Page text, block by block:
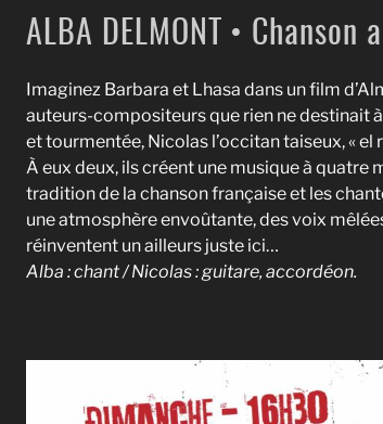
ALBA DELMONT •
Imaginez Barbara et Lhasa dans un film
auteurs-compositeurs que rien ne destinait
et tourmentée, Nicolas l’occitan taiseux, « el
À eux deux, ils créent une musique à quatre
tradition de la chanson française et les
une atmosphère envoûtante, des voix
réinventent un ailleurs juste ici…
Alba : chant / Nicolas : guitare, accordéon.